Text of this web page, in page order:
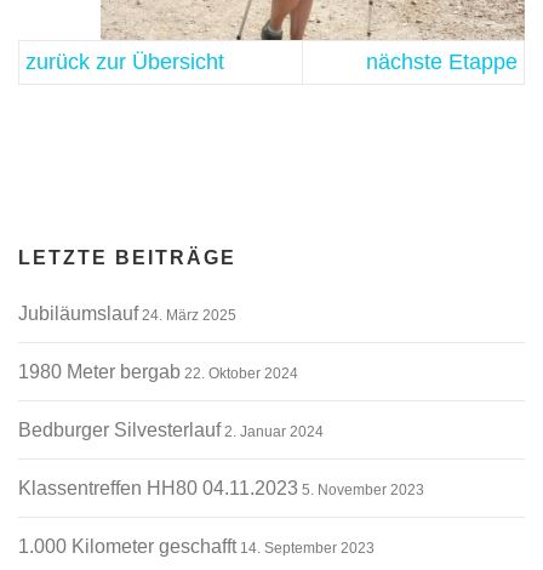
zurück zur Übersicht nächste Etappe
LETZTE BEITRÄGE
Jubiläumslauf 24. März 2025
1980 Meter bergab 22. Oktober 2024
Bedburger Silvesterlauf 2. Januar 2024
Klassentreffen HH80 04.11.2023 5. November 2023
1.000 Kilometer geschafft 14. September 2023